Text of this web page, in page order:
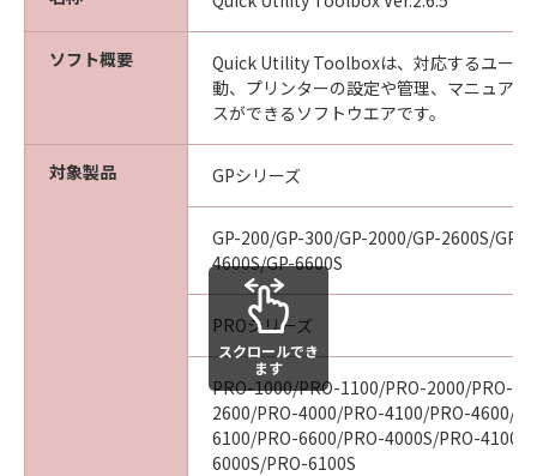
ア」を交換いたします。
保証の否認・免責
(1) 「本ソフトウエア」は、『現状のまま』の
状態で使用許諾されます。キヤノン、キヤノン
の関連会社、それらの販売代理店及び販売店
特定の目的への適合性の保証を含め、いかなる
保証も、明示たると黙示たるとを問わず一切し
(2) キヤノン、キヤノンの関連会社、それらの販
売代理店及び販売店は、「許諾ソフトウエア」
の使用または使用不能から生ずるいかなる損害
（逸失利益及びその他の派生的または付随的な
損害を含むがこれらに限定されない）につい
て、一切の責任を負わないものとします。例
ソフト概要
Quick Utility Toolboxは、対応するユーテ
動、プリンターの設定や管理、マニュア
スができるソフトウエアです。
対象製品 GPシリーズ
GP-200/GP-300/GP-2000/GP-2600S/GP-
4600S/GP-6600S
PROシリーズ
PRO-1000/PRO-1100/PRO-2000/PRO-
2600/PRO-4000/PRO-4100/PRO-4600/
6100/PRO-6600/PRO-4000S/PRO-
6000S/PRO-6100S
スクロールでき
ます